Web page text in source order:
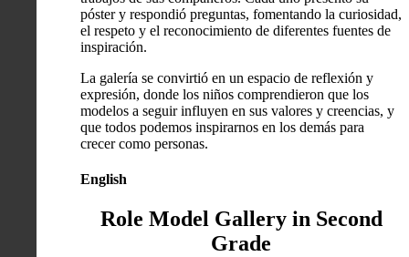
póster y respondió preguntas, fomentando la curiosidad,
el respeto y el reconocimiento de diferentes fuentes de
inspiración.
La galería se convirtió en un espacio de reflexión y
expresión, donde los niños comprendieron que los
modelos a seguir influyen en sus valores y creencias, y
que todos podemos inspirarnos en los demás para
crecer como personas.
English
Role Model Gallery in Second
Grade